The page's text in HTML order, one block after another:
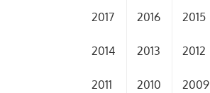
2017 2016 2015
2014 2013 2012
2011 2010 2009